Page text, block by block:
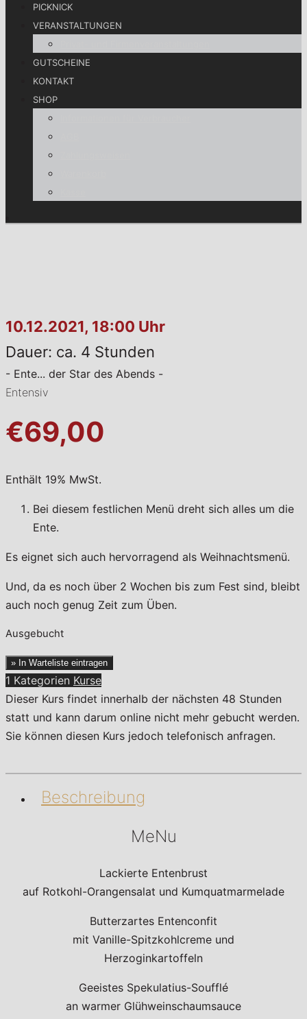
PICKNICK
VERANSTALTUNGEN
GUTSCHEINE
KONTAKT
SHOP
10.12.2021, 18:00 Uhr
Dauer: ca. 4 Stunden
- Ente... der Star des Abends -
Entensiv
€69,00
Enthält 19% MwSt.
Bei diesem festlichen Menü dreht sich alles um die
Ente.
Es eignet sich auch hervorragend als Weihnachtsmenü.
Und, da es noch über 2 Wochen bis zum Fest sind, bleibt
auch noch genug Zeit zum Üben.
Ausgebucht
» In Warteliste eintragen
1 Kategorien Kurse
Dieser Kurs findet innerhalb der nächsten 48 Stunden
statt und kann darum online nicht mehr gebucht werden.
Sie können diesen Kurs jedoch telefonisch anfragen.
Beschreibung
MeNu
Lackierte Entenbrust
auf Rotkohl-Orangensalat und Kumquatmarmelade
Butterzartes Entenconfit
mit Vanille-Spitzkohlcreme und
Herzoginkartoffeln
Geeistes Spekulatius-Soufflé
an warmer Glühweinschaumsauce